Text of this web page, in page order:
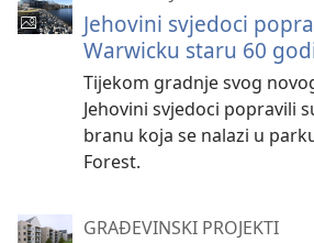
Jehovini svjedoci
Warwicku staru 60
Tijekom gradnje svog
Jehovini svjedoci popravili
branu koja se nalazi u
Forest.
GRAĐEVINSKI PROJEKTI